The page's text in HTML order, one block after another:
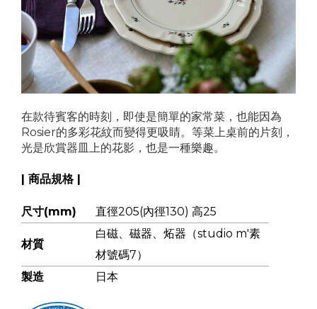
在款待賓客的時刻，即使是簡單的家常菜，也能因為
Rosier的多彩花紋而變得更吸睛。等菜上桌前的片刻，
光是欣賞器皿上的花影，也是一種樂趣。
| 商品規格 |
尺寸(mm) 直徑205(內徑130) 高25
材質
白磁、磁器、炻器（studio m'素
材號碼7）
製造
日本